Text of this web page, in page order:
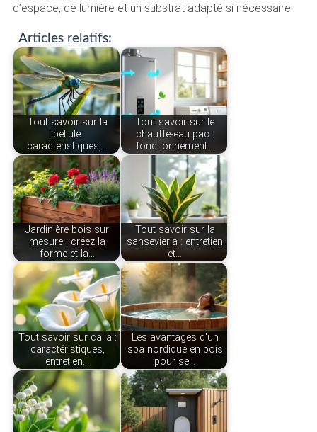
d’espace, de lumière et un substrat adapté si nécessaire.
Articles relatifs:
Tout savoir sur la
libellule :
caractéristiques,…
Tout savoir sur le
chauffe-eau pac :
fonctionnement…
Jardinière bois sur
mesure : créez la
forme et la…
Tout savoir sur la
sansevieria : entretien
et…
Tout savoir sur calla :
caractéristiques,
entretien…
Les avantages d'un
spa nordique en bois
pour se…